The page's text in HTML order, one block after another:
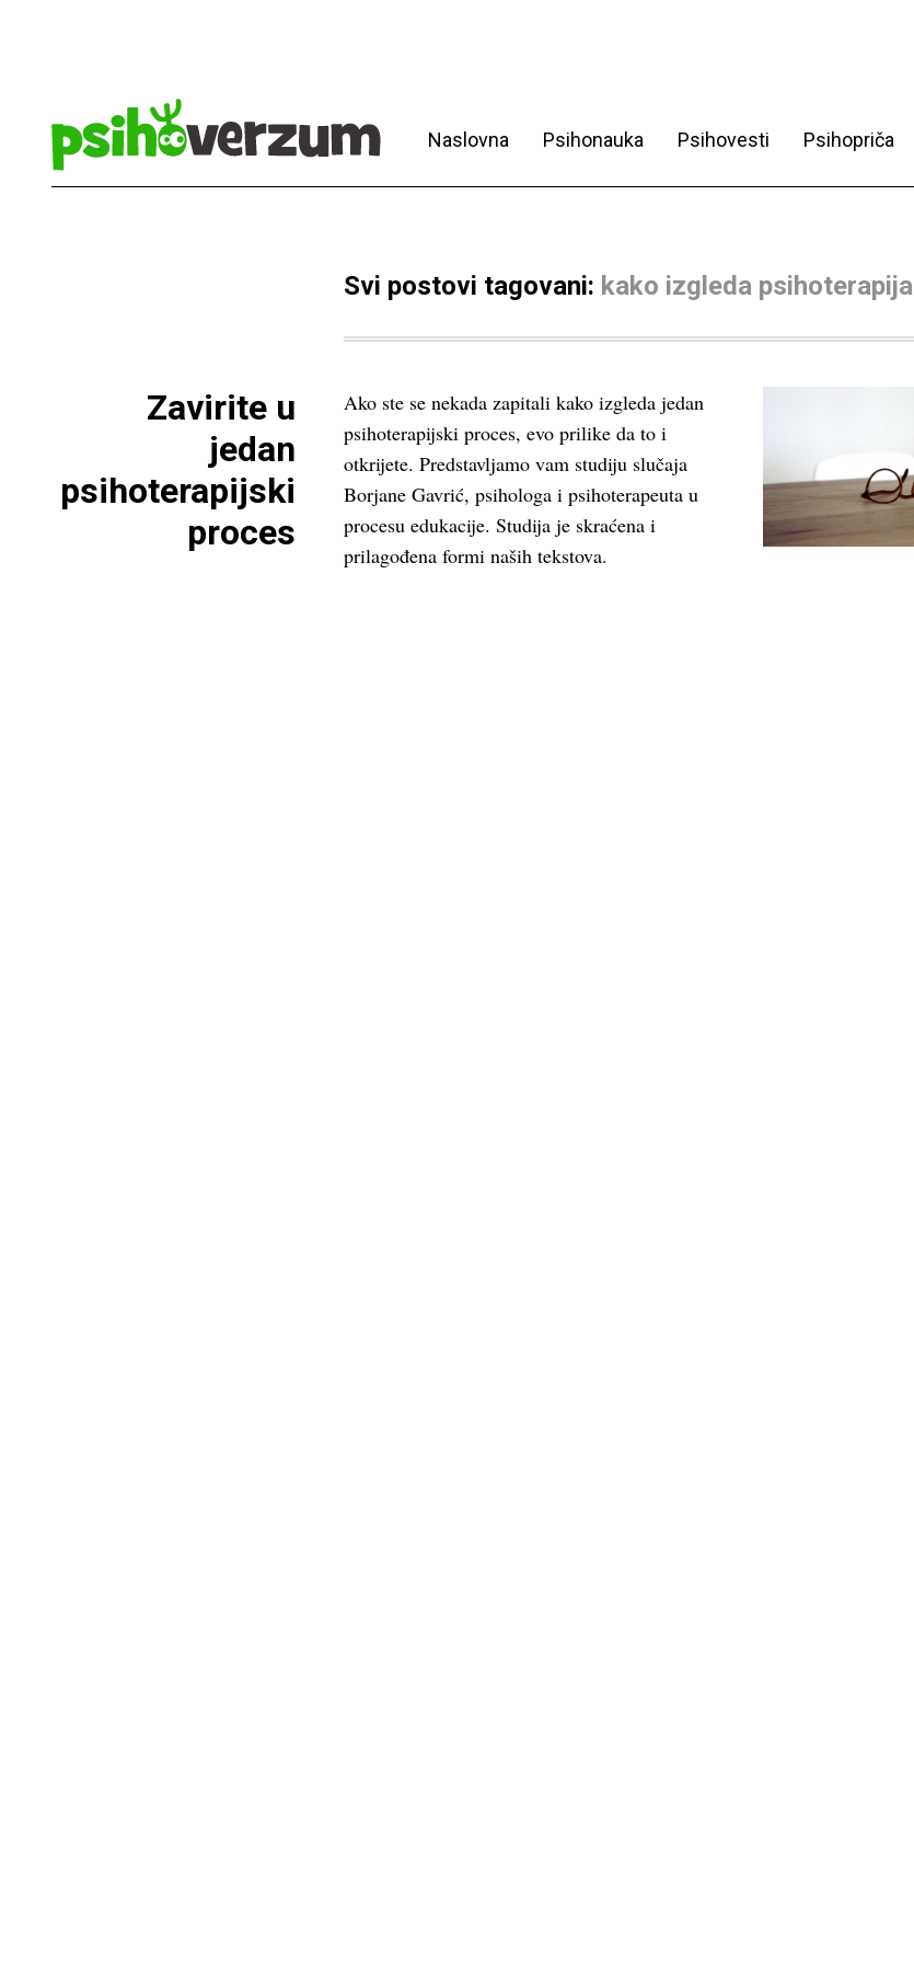
Naslovna Psihonauka Psihovesti Psihopriča
Svi postovi tagovani: kako izgleda psihoterapija
Zavirite u
jedan
psihoterapijski
proces
Ako ste se nekada zapitali kako izgleda jedan
psihoterapijski proces, evo prilike da to i
otkrijete. Predstavljamo vam studiju slučaja
Borjane Gavrić, psihologa i psihoterapeuta u
procesu edukacije. Studija je skraćena i
prilagođena formi naših tekstova.